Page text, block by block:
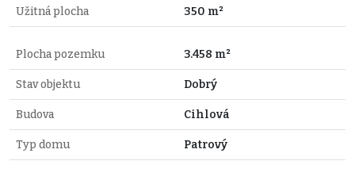
Užitná plocha 350 m²
Plocha pozemku 3.458 m²
Stav objektu Dobrý
Budova Cihlová
Typ domu Patrový